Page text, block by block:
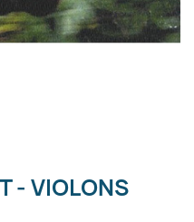
- VIOLONS